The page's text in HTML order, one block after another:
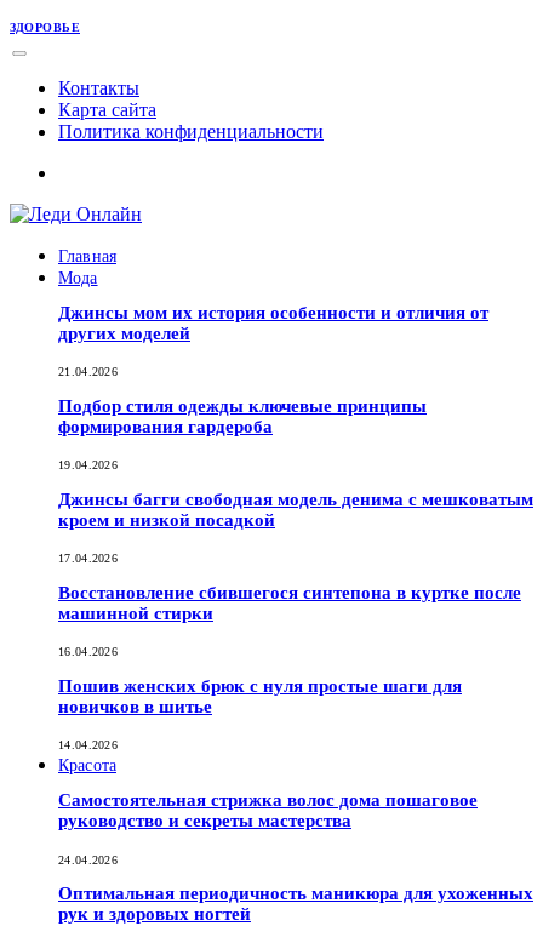
ЗДОРОВЬЕ
Контакты
Карта сайта
Политика конфиденциальности
Главная
Мода
Джинсы мом их история особенности и отличия от
других моделей
21.04.2026
Подбор стиля одежды ключевые принципы
формирования гардероба
19.04.2026
Джинсы багги свободная модель денима с мешковатым
кроем и низкой посадкой
17.04.2026
Восстановление сбившегося синтепона в куртке после
машинной стирки
16.04.2026
Пошив женских брюк с нуля простые шаги для
новичков в шитье
14.04.2026
Красота
Самостоятельная стрижка волос дома пошаговое
руководство и секреты мастерства
24.04.2026
Оптимальная периодичность маникюра для ухоженных
рук и здоровых ногтей